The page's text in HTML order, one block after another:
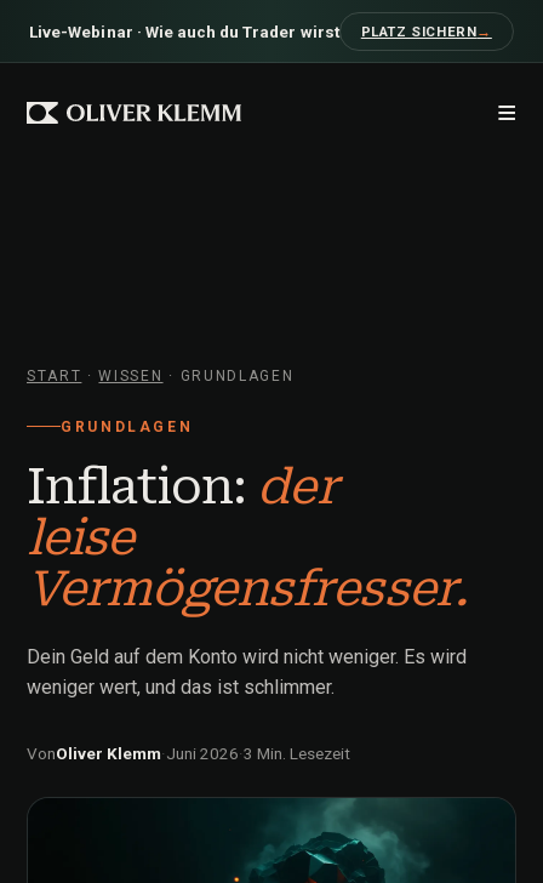
Live-Webinar · Wie auch du Trader wirst PLATZ SICHERN→
≡
START ·WISSEN · GRUNDLAGEN
GRUNDLAGEN
Inflation: der
leise
Vermögensfresser.
Dein Geld auf dem Konto wird nicht weniger. Es wird
weniger wert, und das ist schlimmer.
VonOliver Klemm·Juni 2026·3 Min. Lesezeit